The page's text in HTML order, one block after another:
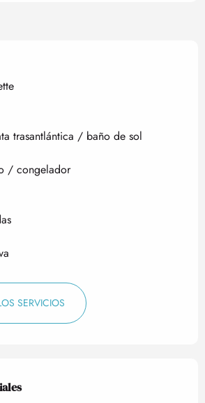
trasantlántica / baño de sol
/ congelador
SERVICIOS
prestaciones